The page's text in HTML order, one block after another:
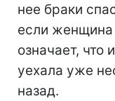
нее браки
если женщина
означает, что
уехала уже
назад.